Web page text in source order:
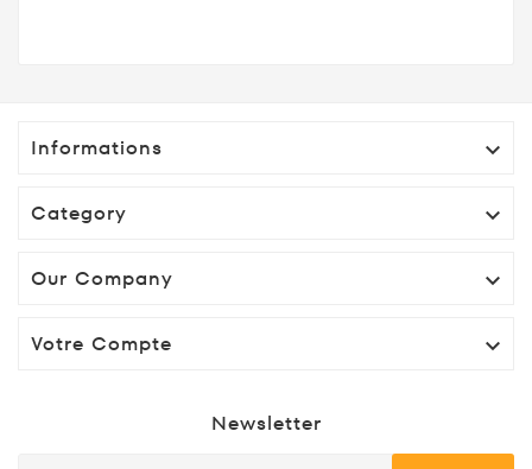
Informations 
Category 
Our Company 
Votre Compte 
Newsletter